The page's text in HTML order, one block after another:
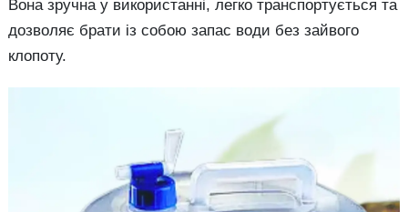
Вона зручна у використанні, легко транспортується та
дозволяє брати із собою запас води без зайвого
клопоту.